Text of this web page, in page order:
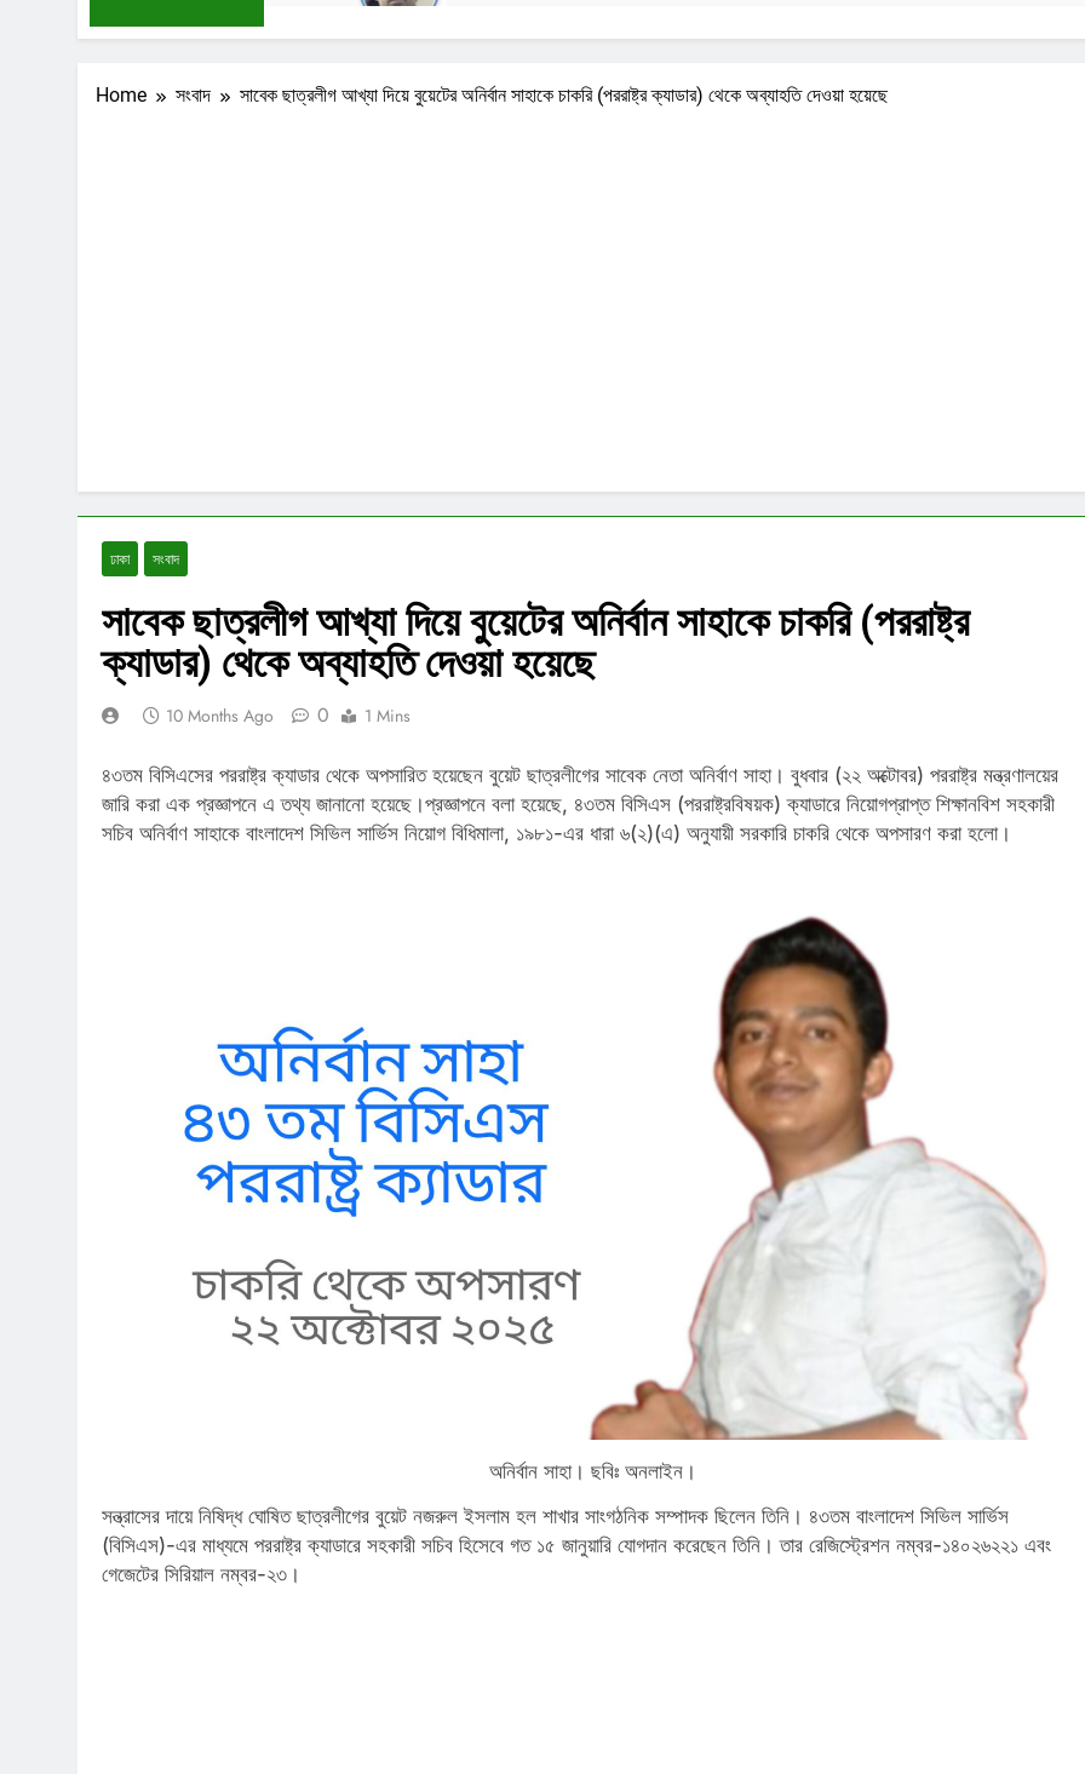
Home সংবাদ সাবেক ছাত্রলীগ আখ্যা দিয়ে বুয়েটের অনির্বান সাহাকে চাকরি (পররাষ্ট্র ক্যাডার) থেকে অব্যাহতি দেওয়া হয়েছে
ঢাকা সংবাদ
সাবেক ছাত্রলীগ আখ্যা দিয়ে বুয়েটের অনির্বান সাহাকে চাকরি (পররাষ্ট্র
ক্যাডার) থেকে অব্যাহতি দেওয়া হয়েছে
10 Months Ago 0 1 Mins
৪৩তম বিসিএসের পররাষ্ট্র ক্যাডার থেকে অপসারিত হয়েছেন বুয়েট ছাত্রলীগের সাবেক নেতা অনির্বাণ সাহা। বুধবার (২২ অক্টোবর) পররাষ্ট্র মন্ত্রণালয়ের
জারি করা এক প্রজ্ঞাপনে এ তথ্য জানানো হয়েছে।প্রজ্ঞাপনে বলা হয়েছে, ৪৩তম বিসিএস (পররাষ্ট্রবিষয়ক) ক্যাডারে নিয়োগপ্রাপ্ত শিক্ষানবিশ সহকারী
সচিব অনির্বাণ সাহাকে বাংলাদেশ সিভিল সার্ভিস নিয়োগ বিধিমালা, ১৯৮১-এর ধারা ৬(২)(এ) অনুযায়ী সরকারি চাকরি থেকে অপসারণ করা হলো।
অনির্বান সাহা। ছবিঃ অনলাইন।
সন্ত্রাসের দায়ে নিষিদ্ধ ঘোষিত ছাত্রলীগের বুয়েট নজরুল ইসলাম হল শাখার সাংগঠনিক সম্পাদক ছিলেন তিনি। ৪৩তম বাংলাদেশ সিভিল সার্ভিস
(বিসিএস)-এর মাধ্যমে পররাষ্ট্র ক্যাডারে সহকারী সচিব হিসেবে গত ১৫ জানুয়ারি যোগদান করেছেন তিনি। তার রেজিস্ট্রেশন নম্বর-১৪০২৬২২১ এবং
গেজেটের সিরিয়াল নম্বর-২৩।